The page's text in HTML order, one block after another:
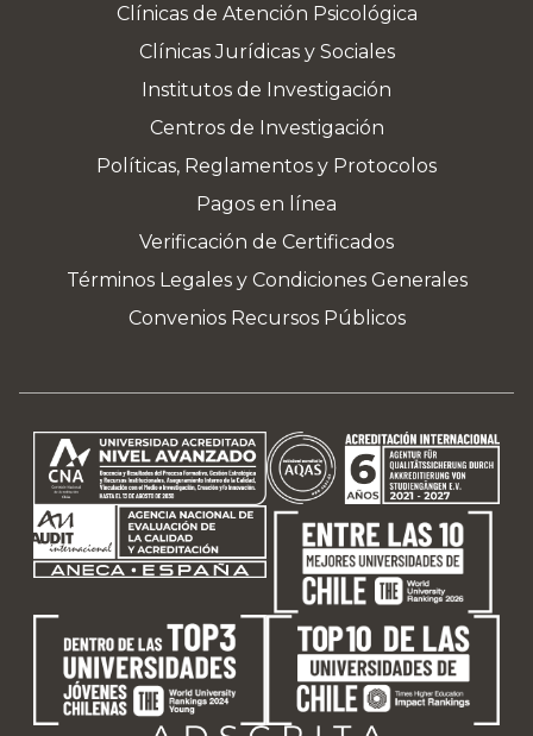
Clínicas de Atención Psicológica
Clínicas Jurídicas y Sociales
Institutos de Investigación
Centros de Investigación
Políticas, Reglamentos y Protocolos
Pagos en línea
Verificación de Certificados
Términos Legales y Condiciones Generales
Convenios Recursos Públicos